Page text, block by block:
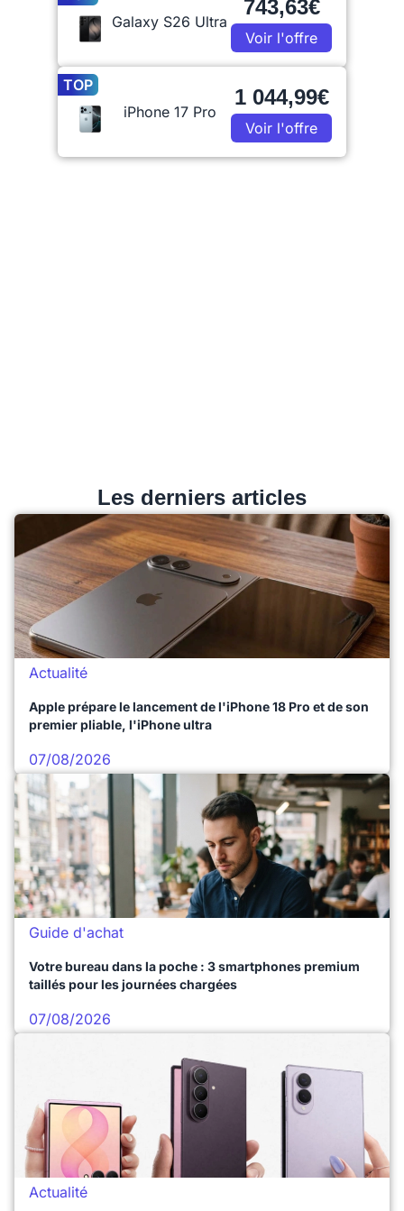
Galaxy S26 Ultra
743,63€
Voir l'offre
TOP
iPhone 17 Pro
1 044,99€
Voir l'offre
Les derniers articles
Actualité
Apple prépare le lancement de l'iPhone 18 Pro et de son
premier pliable, l'iPhone ultra
07/08/2026
Guide d'achat
Votre bureau dans la poche : 3 smartphones premium
taillés pour les journées chargées
07/08/2026
Actualité